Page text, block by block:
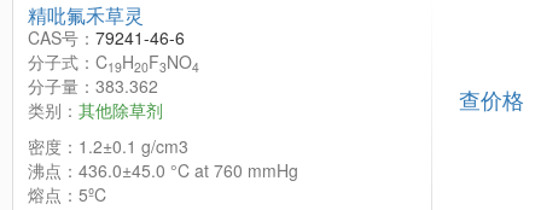
精吡氟禾草灵
CAS号： 79241-46-6
分子式：C19H20F3NO4
分子量：383.362
类别： 其他除草剂
密度：1.2±0.1 g/cm3
沸点：436.0±45.0 °C at 760 mmHg
熔点：5ºC
查价格